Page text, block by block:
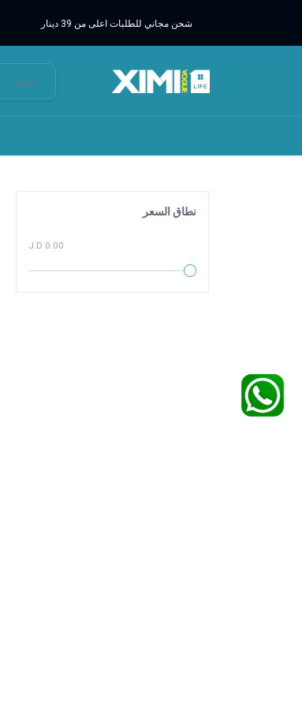
شحن مجاني للطلبات اعلى من 39 دينار
نطاق السعر
0.00 J.D